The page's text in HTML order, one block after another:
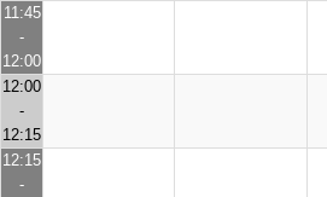
11:45
-
12:00
12:00
-
12:15
12:15
-